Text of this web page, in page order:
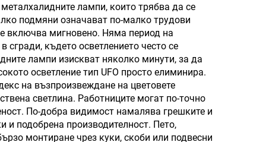
лампи, които трябва да се
подмяни означават по-малко трудови
включва мигновено. Няма период на
където осветлението често се
лампи изискват няколко минути, за да
осветление тип UFO просто елиминира.
на възпроизвеждане на цветовете
светлина. Работниците могат по-точно
По-добра видимост намалява грешките и
и подобрена производителност. Пето,
монтиране чрез куки, скоби или подвесни